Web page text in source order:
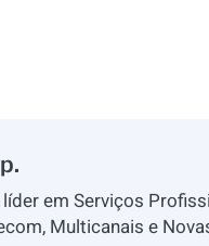
em Serviços
Multicanais e